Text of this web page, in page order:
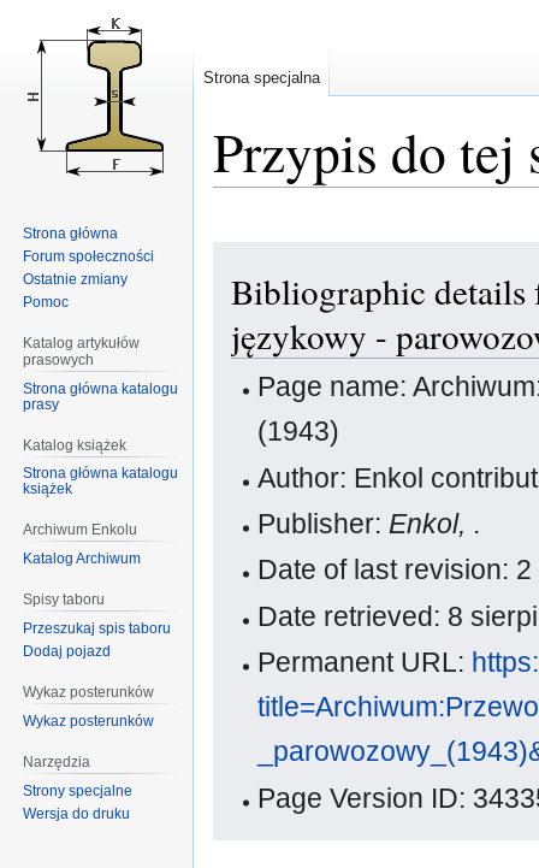
Przypis do tej
nawigacji
wyszukiwania
Bibliographic
językowy -
Page name:
(1943)
Author: Enkol
Publisher: Enkol, .
Date of last revision:
Date retrieved: 8
Permanent URL:
Page Version ID:
Strona specjalna
Strona główna
Forum społeczności
Ostatnie zmiany
Pomoc
Katalog artykułów
prasowych
Strona główna katalogu
prasy
Katalog książek
Strona główna katalogu
książek
Archiwum Enkolu
Katalog Archiwum
Spisy taboru
Przeszukaj spis taboru
Dodaj pojazd
Wykaz posterunków
Wykaz posterunków
Narzędzia
Strony specjalne
Wersja do druku